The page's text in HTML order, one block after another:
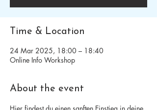
Time & Location
24 Mar 2025, 18:00 – 18:40
Online Info Workshop
About the event